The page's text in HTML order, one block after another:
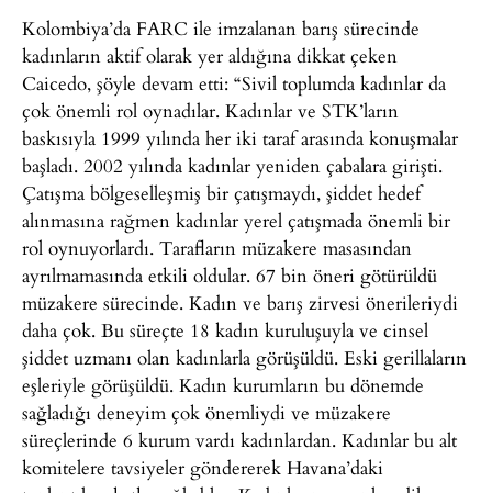
Kolombiya’da FARC ile imzalanan barış sürecinde
kadınların aktif olarak yer aldığına dikkat çeken
Caicedo, şöyle devam etti: “Sivil toplumda kadınlar da
çok önemli rol oynadılar. Kadınlar ve STK’ların
baskısıyla 1999 yılında her iki taraf arasında konuşmalar
başladı. 2002 yılında kadınlar yeniden çabalara girişti.
Çatışma bölgeselleşmiş bir çatışmaydı, şiddet hedef
alınmasına rağmen kadınlar yerel çatışmada önemli bir
rol oynuyorlardı. Tarafların müzakere masasından
ayrılmamasında etkili oldular. 67 bin öneri götürüldü
müzakere sürecinde. Kadın ve barış zirvesi önerileriydi
daha çok. Bu süreçte 18 kadın kuruluşuyla ve cinsel
şiddet uzmanı olan kadınlarla görüşüldü. Eski gerillaların
eşleriyle görüşüldü. Kadın kurumların bu dönemde
sağladığı deneyim çok önemliydi ve müzakere
süreçlerinde 6 kurum vardı kadınlardan. Kadınlar bu alt
komitelere tavsiyeler göndererek Havana’daki